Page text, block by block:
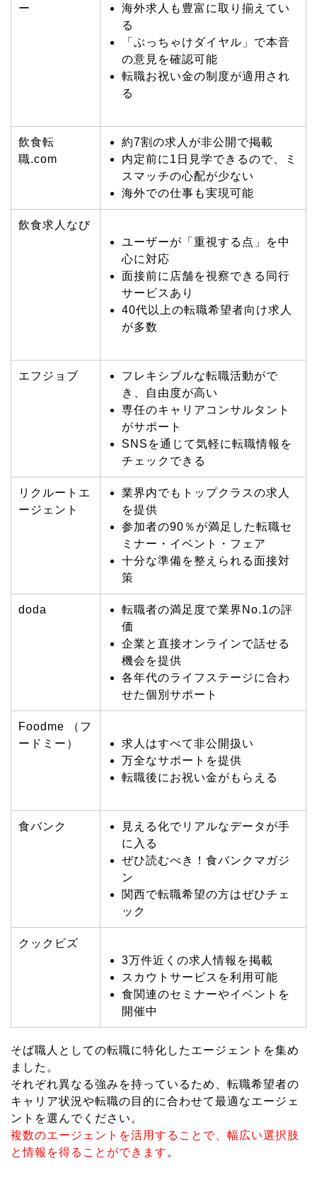
ー
海外求人も豊富に取り揃えてい
る
「ぶっちゃけダイヤル」で本音
の意見を確認可能
転職お祝い金の制度が適用され
る
飲食転
職.com
約7割の求人が非公開で掲載
内定前に1日見学できるので、ミ
スマッチの心配が少ない
海外での仕事も実現可能
飲食求人なび
ユーザーが「重視する点」を中
心に対応
面接前に店舗を視察できる同行
サービスあり
40代以上の転職希望者向け求人
が多数
エフジョブ
フレキシブルな転職活動がで
き、自由度が高い
専任のキャリアコンサルタント
がサポート
SNSを通じて気軽に転職情報を
チェックできる
リクルートエ
ージェント
業界内でもトップクラスの求人
を提供
参加者の90％が満足した転職セ
ミナー・イベント・フェア
十分な準備を整えられる面接対
策
doda
転職者の満足度で業界No.1の評
価
企業と直接オンラインで話せる
機会を提供
各年代のライフステージに合わ
せた個別サポート
Foodme （フ
ードミー）
求人はすべて非公開扱い
万全なサポートを提供
転職後にお祝い金がもらえる
食バンク
見える化でリアルなデータが手
に入る
ぜひ読むべき！食バンクマガジ
ン
関西で転職希望の方はぜひチェ
ック
クックビズ
3万件近くの求人情報を掲載
スカウトサービスを利用可能
食関連のセミナーやイベントを
開催中
そば職人としての転職に特化したエージェントを集め
ました。
それぞれ異なる強みを持っているため、転職希望者の
キャリア状況や転職の目的に合わせて最適なエージェ
ントを選んでください。
複数のエージェントを活用することで、幅広い選択肢
と情報を得ることができます 。